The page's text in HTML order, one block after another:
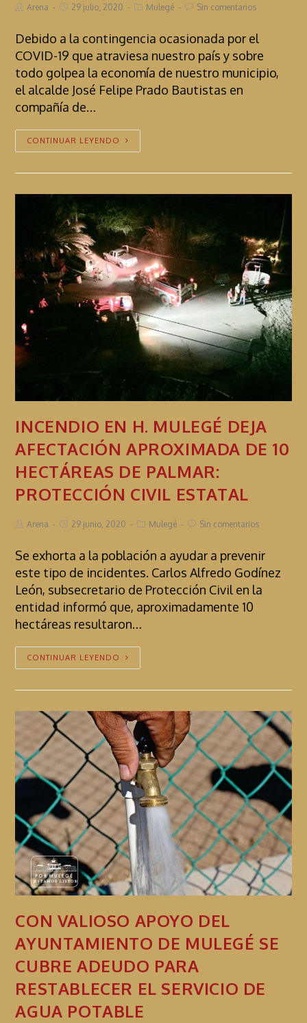
Arena 29 julio, 2020 Mulegé Sin comentarios
Debido a la contingencia ocasionada por el
COVID-19 que atraviesa nuestro país y sobre
todo golpea la economía de nuestro municipio,
el alcalde José Felipe Prado Bautistas en
compañía de…
CONTINUAR LEYENDO
INCENDIO EN H. MULEGÉ DEJA
AFECTACIÓN APROXIMADA DE 10
HECTÁREAS DE PALMAR:
PROTECCIÓN CIVIL ESTATAL
Arena 29 junio, 2020 Mulegé Sin comentarios
Se exhorta a la población a ayudar a prevenir
este tipo de incidentes. Carlos Alfredo Godínez
León, subsecretario de Protección Civil en la
entidad informó que, aproximadamente 10
hectáreas resultaron…
CONTINUAR LEYENDO
CON VALIOSO APOYO DEL
AYUNTAMIENTO DE MULEGÉ SE
CUBRE ADEUDO PARA
RESTABLECER EL SERVICIO DE
AGUA POTABLE